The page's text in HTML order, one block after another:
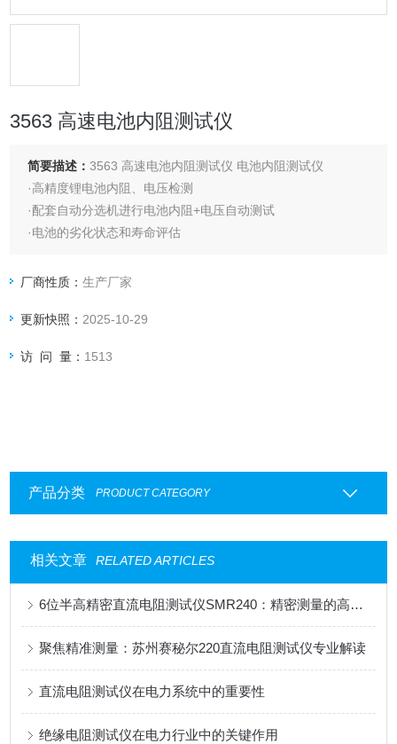
3563 高速电池内阻测试仪
简要描述：3563 高速电池内阻测试仪 电池内阻测试仪
·高精度锂电池内阻、电压检测
·配套自动分选机进行电池内阻+电压自动测试
·电池的劣化状态和寿命评估
厂商性质：生产厂家
更新快照： 2025-10-29
访 问 量： 1513
产品分类 PRODUCT CATEGORY
相关文章 RELATED ARTICLES
6位半高精密直流电阻测试仪SMR240：精密测量的高效之选
聚焦精准测量：苏州赛秘尔220直流电阻测试仪专业解读
直流电阻测试仪在电力系统中的重要性
绝缘电阻测试仪在电力行业中的关键作用